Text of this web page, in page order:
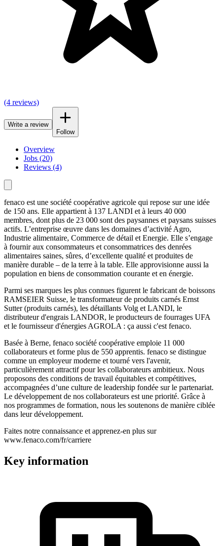
(4 reviews)
Write a review
Follow
Overview
Jobs (20)
Reviews (4)
fenaco est une société coopérative agricole qui repose sur une idée
de 150 ans. Elle appartient à 137 LANDI et à leurs 40 000
membres, dont plus de 23 000 sont des paysannes et paysans suisses
actifs. L’entreprise œuvre dans les domaines d’activité Agro,
Industrie alimentaire, Commerce de détail et Energie. Elle s’engage
à fournir aux consommateurs et consommatrices des denrées
alimentaires saines, sûres, d’excellente qualité et produites de
manière durable – de la terre à la table. Elle approvisionne aussi la
population en biens de consommation courante et en énergie.
Parmi ses marques les plus connues figurent le fabricant de boissons
RAMSEIER Suisse, le transformateur de produits carnés Ernst
Sutter (produits carnés), les détaillants Volg et LANDI, le
distributeur d'engrais LANDOR, le producteurs de fourrages UFA
et le fournisseur d'énergies AGROLA : ça aussi c'est fenaco.
Basée à Berne, fenaco société coopérative emploie 11 000
collaborateurs et forme plus de 550 apprentis. fenaco se distingue
comme un employeur moderne et tourné vers l'avenir,
particulièrement attractif pour les collaborateurs ambitieux. Nous
proposons des conditions de travail équitables et compétitives,
accompagnées d’une culture de leadership fondée sur le partenariat.
Le développement de nos collaborateurs est une priorité. Grâce à
nos programmes de formation, nous les soutenons de manière ciblée
dans leur développement.
Faites notre connaissance et apprenez-en plus sur
www.fenaco.com/fr/carriere
Key information